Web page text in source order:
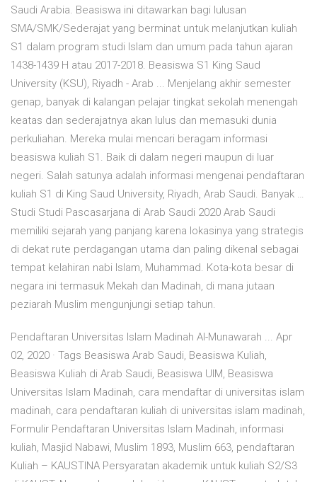
Saudi Arabia. Beasiswa ini ditawarkan bagi lulusan
SMA/SMK/Sederajat yang berminat untuk melanjutkan kuliah
S1 dalam program studi Islam dan umum pada tahun ajaran
1438-1439 H atau 2017-2018. Beasiswa S1 King Saud
University (KSU), Riyadh - Arab ... Menjelang akhir semester
genap, banyak di kalangan pelajar tingkat sekolah menengah
keatas dan sederajatnya akan lulus dan memasuki dunia
perkuliahan. Mereka mulai mencari beragam informasi
beasiswa kuliah S1. Baik di dalam negeri maupun di luar
negeri. Salah satunya adalah informasi mengenai pendaftaran
kuliah S1 di King Saud University, Riyadh, Arab Saudi. Banyak …
Studi Studi Pascasarjana di Arab Saudi 2020 Arab Saudi
memiliki sejarah yang panjang karena lokasinya yang strategis
di dekat rute perdagangan utama dan paling dikenal sebagai
tempat kelahiran nabi Islam, Muhammad. Kota-kota besar di
negara ini termasuk Mekah dan Madinah, di mana jutaan
peziarah Muslim mengunjungi setiap tahun.
Pendaftaran Universitas Islam Madinah Al-Munawarah ... Apr
02, 2020 · Tags Beasiswa Arab Saudi, Beasiswa Kuliah,
Beasiswa Kuliah di Arab Saudi, Beasiswa UIM, Beasiswa
Universitas Islam Madinah, cara mendaftar di universitas islam
madinah, cara pendaftaran kuliah di universitas islam madinah,
Formulir Pendaftaran Universitas Islam Madinah, informasi
kuliah, Masjid Nabawi, Muslim 1893, Muslim 663, pendaftaran
Kuliah – KAUSTINA Persyaratan akademik untuk kuliah S2/S3